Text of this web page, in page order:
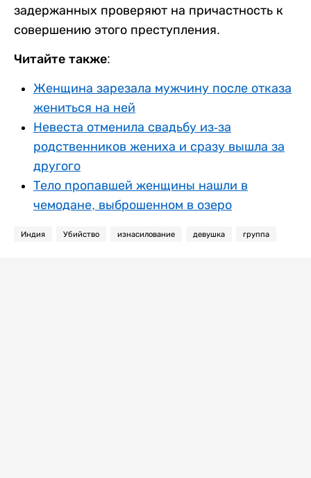
задержанных проверяют на причастность к
совершению этого преступления.
Читайте также:
Женщина зарезала мужчину после отказа
жениться на ней
Невеста отменила свадьбу из-за
родственников жениха и сразу вышла за
другого
Тело пропавшей женщины нашли в
чемодане, выброшенном в озеро
Индия Убийство изнасилование девушка группа